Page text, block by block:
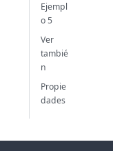
Ejempl
o 5
Ver
tambié
n
Propie
dades